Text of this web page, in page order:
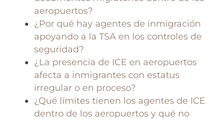
aeropuertos?
¿Por qué hay agentes de inmigración
apoyando a la TSA en los controles de
seguridad?
¿La presencia de ICE en aeropuertos
afecta a inmigrantes con estatus
irregular o en proceso?
¿Qué límites tienen los agentes de ICE
dentro de los aeropuertos y qué no